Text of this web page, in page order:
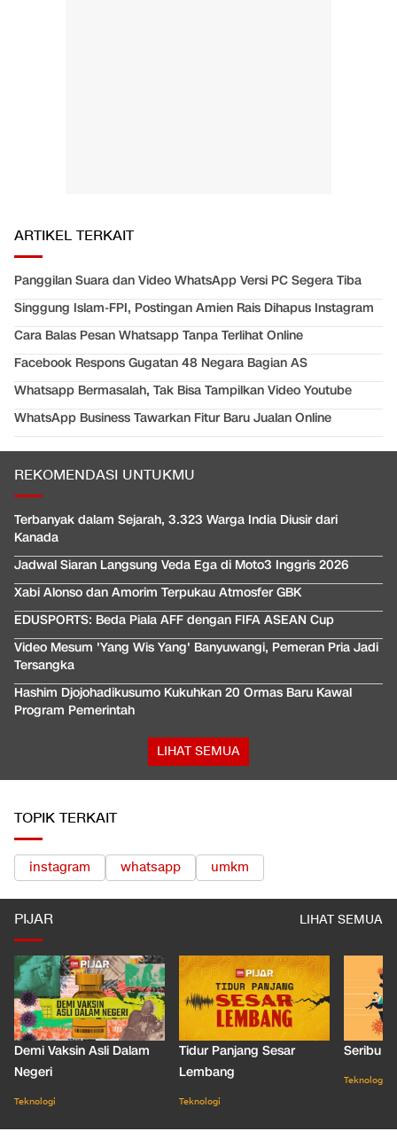
ARTIKEL TERKAIT
Panggilan Suara dan Video WhatsApp Versi PC Segera Tiba
Singgung Islam-FPI, Postingan Amien Rais Dihapus Instagram
Cara Balas Pesan Whatsapp Tanpa Terlihat Online
Facebook Respons Gugatan 48 Negara Bagian AS
Whatsapp Bermasalah, Tak Bisa Tampilkan Video Youtube
WhatsApp Business Tawarkan Fitur Baru Jualan Online
REKOMENDASI UNTUKMU
Terbanyak dalam Sejarah, 3.323 Warga India Diusir dari
Kanada
Jadwal Siaran Langsung Veda Ega di Moto3 Inggris 2026
Xabi Alonso dan Amorim Terpukau Atmosfer GBK
EDUSPORTS: Beda Piala AFF dengan FIFA ASEAN Cup
Video Mesum 'Yang Wis Yang' Banyuwangi, Pemeran Pria Jadi
Tersangka
Hashim Djojohadikusumo Kukuhkan 20 Ormas Baru Kawal
Program Pemerintah
LIHAT SEMUA
TOPIK TERKAIT
instagram whatsapp umkm
PIJAR LIHAT SEMUA
Demi Vaksin Asli Dalam
Negeri
Teknologi
Tidur Panjang Sesar
Lembang
Teknologi
Seribu
Teknologi